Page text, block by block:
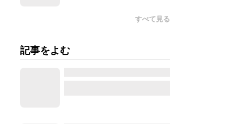
すべて見る
記事をよむ